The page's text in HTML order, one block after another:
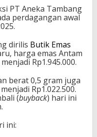
PT Aneka Tambang
perdagangan awal
dirilis Butik Emas
harga emas Antam
Rp1.945.000.
berat 0,5 gram juga
Rp1.022.500.
(buyback) hari ini
ini: